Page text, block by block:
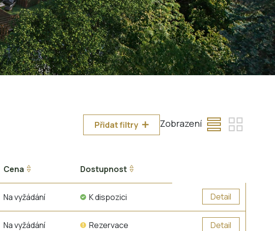
Přidat filtry Zobrazení
Cena Dostupnost
Na vyžádání K dispozici Detail
Na vyžádání Rezervace Detail